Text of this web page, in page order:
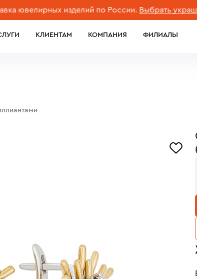
изделий по России. Выбрать украшение
КЛИЕНТАМ КОМПАНИЯ ФИЛИАЛЫ